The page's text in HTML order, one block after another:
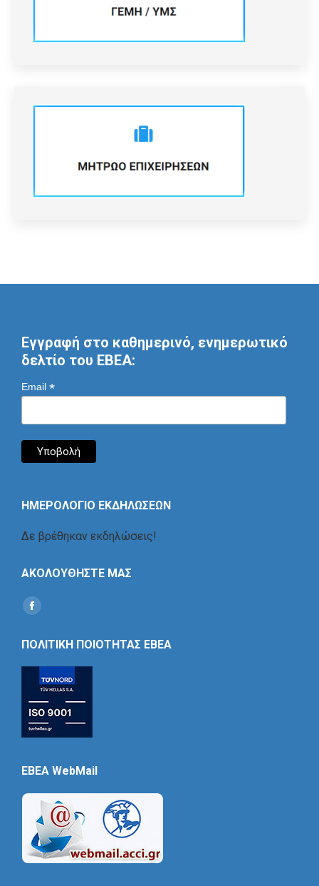
Εγγραφή στο καθημερινό, ενημερωτικό
δελτίο του ΕΒΕΑ:
Email *
ΗΜΕΡΟΛΟΓΙΟ ΕΚΔΗΛΩΣΕΩΝ
Δε βρέθηκαν εκδηλώσεις!
ΑΚΟΛΟΥΘΗΣΤΕ ΜΑΣ
Find us on:
Social
ΠΟΛΙΤΙΚΗ ΠΟΙΟΤΗΤΑΣ ΕΒΕΑ
EBEA WebMail